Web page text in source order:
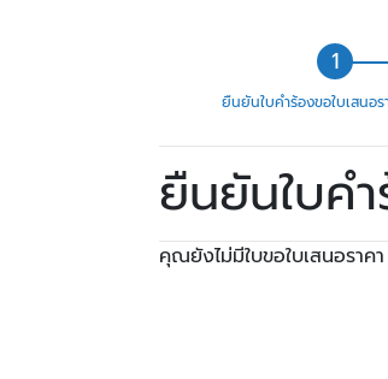
ยืนยันใบคำร้องขอใบเสนอร
ยืนยันใบค
คุณยังไม่มีใบขอใบเสนอราค